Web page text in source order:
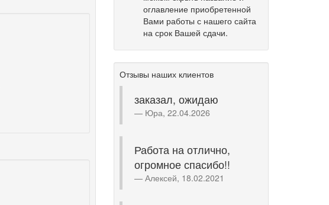
оглавление приобретенной
Вами работы с нашего сайта
на срок Вашей сдачи.
Отзывы наших клиентов
заказал, ожидаю
Юра, 22.04.2026
Работа на отлично,
огромное спасибо!!
Алексей, 18.02.2021